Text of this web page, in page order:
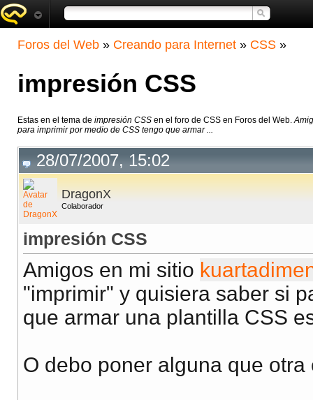
Foros del Web » Creando para Internet » CSS »
impresión CSS
Estas en el tema de impresión CSS en el foro de CSS en Foros del Web.
para imprimir por medio de CSS tengo que armar ...
28/07/2007, 15:02
DragonX
Colaborador
impresión CSS
Amigos en mi sitio
"imprimir" y quisiera saber si
que armar una plantilla CSS
O debo poner alguna que otra